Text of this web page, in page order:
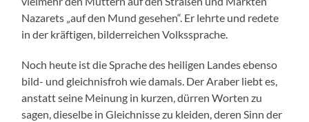
Nazarets „auf den Mund gesehen“. Er lehrte und redete
in der kräftigen, bilderreichen Volkssprache.
Noch heute ist die Sprache des heiligen Landes ebenso
bild- und gleichnisfroh wie damals. Der Araber liebt es,
anstatt seine Meinung in kurzen, dürren Worten zu
sagen, dieselbe in Gleichnisse zu kleiden, deren Sinn der